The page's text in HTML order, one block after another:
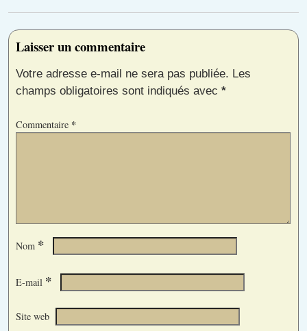
Laisser un commentaire
Votre adresse e-mail ne sera pas publiée. Les
champs obligatoires sont indiqués avec *
Commentaire *
Nom *
E-mail *
Site web